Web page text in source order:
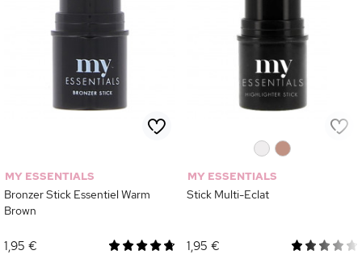
MY ESSENTIALS
Bronzer Stick Essentiel Warm
Brown
1,95 €
MY ESSENTIALS
Stick Multi-Eclat
1,95 €